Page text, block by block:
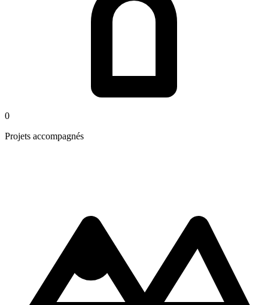
0
Projets accompagnés